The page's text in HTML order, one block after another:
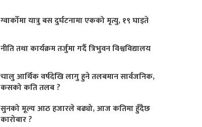
ग्वार्कोमा यात्रु बस दुर्घटनामा एकको मृत्यु, १९ घाइते
नीति तथा कार्यक्रम तर्जुमा गर्दै त्रिभुवन विश्वविद्यालय
चालु आर्थिक वर्षदेखि लागु हुने तलबमान सार्वजनिक,
कसको कति तलब ?
सुनको मूल्य आठ हजारले बढ्यो, आज कतिमा हुँदैछ
कारोबार ?